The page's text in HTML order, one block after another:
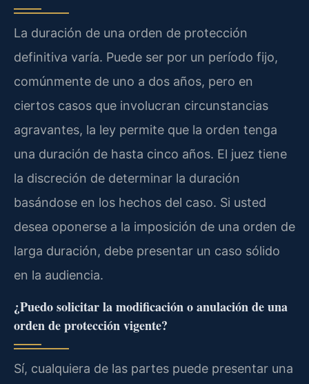
La duración de una orden de protección
definitiva varía. Puede ser por un período fijo,
comúnmente de uno a dos años, pero en
ciertos casos que involucran circunstancias
agravantes, la ley permite que la orden tenga
una duración de hasta cinco años. El juez tiene
la discreción de determinar la duración
basándose en los hechos del caso. Si usted
desea oponerse a la imposición de una orden de
larga duración, debe presentar un caso sólido
en la audiencia.
¿Puedo solicitar la modificación o anulación de una
orden de protección vigente?
Sí, cualquiera de las partes puede presentar una